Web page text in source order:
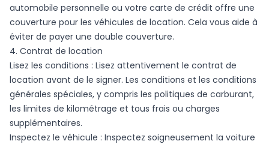
automobile personnelle ou votre carte de crédit offre une
couverture pour les véhicules de location. Cela vous aide à
éviter de payer une double couverture.
4. Contrat de location
Lisez les conditions : Lisez attentivement le contrat de
location avant de le signer. Les conditions et les conditions
générales spéciales, y compris les politiques de carburant,
les limites de kilométrage et tous frais ou charges
supplémentaires.
Inspectez le véhicule : Inspectez soigneusement la voiture